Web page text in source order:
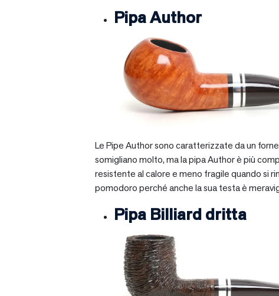
Pipa Author
Le Pipe Author sono caratterizzate da un
somigliano molto, ma la pipa Author è più
resistente al calore e meno fragile quando si
pomodoro perché anche la sua testa è
Pipa Billiard dritta